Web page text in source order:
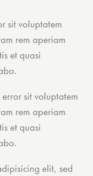
sit voluptatem
rem aperiam
et quasi
sit voluptatem
rem aperiam
et quasi
elit, sed